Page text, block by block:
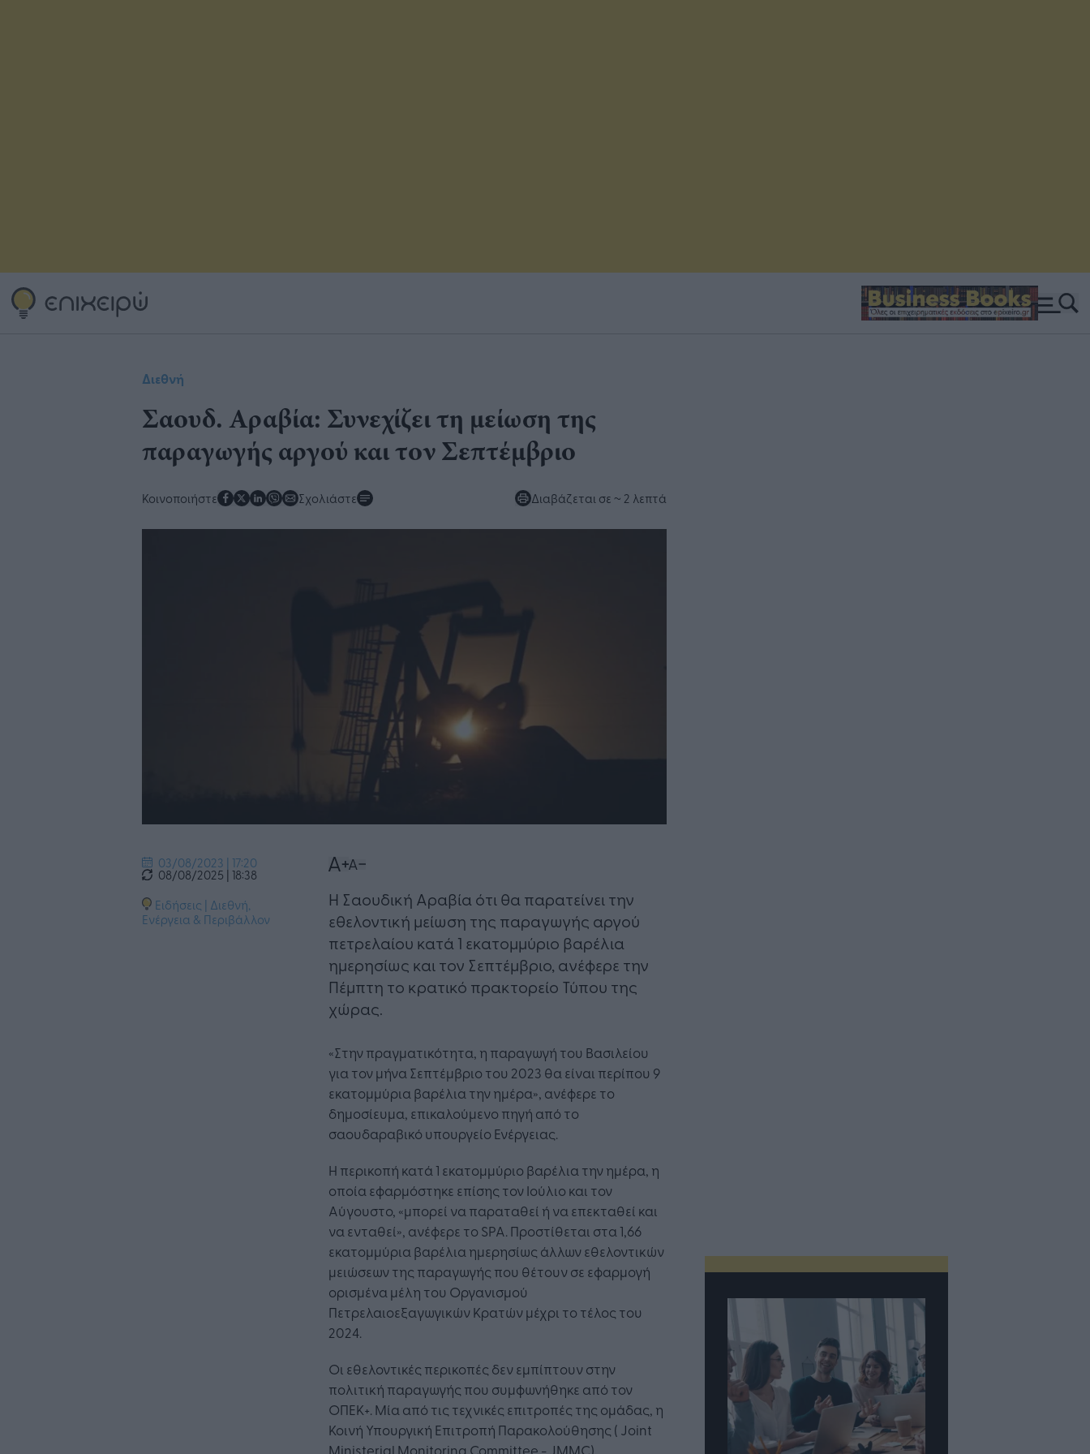
Διεθνή
​Σαουδ. Αραβία: Συνεχίζει τη μείωση της
παραγωγής αργού και τον Σεπτέμβριο
Κοινοποιήστε Σχολιάστε Διαβάζεται σε ~ 2 λεπτά
03/08/2023 | 17:20
08/08/2025 | 18:38
Ειδήσεις | Διεθνή,
Ενέργεια & Περιβάλλον
Η Σαουδική Αραβία ότι θα παρατείνει την
εθελοντική μείωση της παραγωγής αργού
πετρελαίου κατά 1 εκατομμύριο βαρέλια
ημερησίως και τον Σεπτέμβριο, ανέφερε την
Πέμπτη το κρατικό πρακτορείο Τύπου της
χώρας.
«Στην πραγματικότητα, η παραγωγή του Βασιλείου
για τον μήνα Σεπτέμβριο του 2023 θα είναι περίπου 9
εκατομμύρια βαρέλια την ημέρα», ανέφερε το
δημοσίευμα, επικαλούμενο πηγή από το
σαουδαραβικό υπουργείο Ενέργειας.
Η περικοπή κατά 1 εκατομμύριο βαρέλια την ημέρα, η
οποία εφαρμόστηκε επίσης τον Ιούλιο και τον
Αύγουστο, «μπορεί να παραταθεί ή να επεκταθεί και
να ενταθεί», ανέφερε το SPA. Προστίθεται στα 1,66
εκατομμύρια βαρέλια ημερησίως άλλων εθελοντικών
μειώσεων της παραγωγής που θέτουν σε εφαρμογή
ορισμένα μέλη του Οργανισμού
Πετρελαιοεξαγωγικών Κρατών μέχρι το τέλος του
2024.
Οι εθελοντικές περικοπές δεν εμπίπτουν στην
πολιτική παραγωγής που συμφωνήθηκε από τον
ΟΠΕΚ+. Μία από τις τεχνικές επιτροπές της ομάδας, η
Κοινή Υπουργική Επιτροπή Παρακολούθησης ( Joint
Ministerial Monitoring Committee - JMMC),